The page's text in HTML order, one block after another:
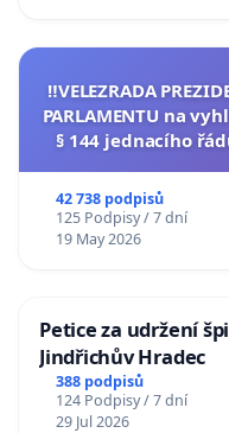
‼️VELEZRADA
PARLAMENTU na
§ 144 jednacího
42 738 podpisů
125 Podpisy / 7 dní
19 May 2026
Petice za udržení
Jindřichův Hradec
388 podpisů
124 Podpisy / 7 dní
29 Jul 2026